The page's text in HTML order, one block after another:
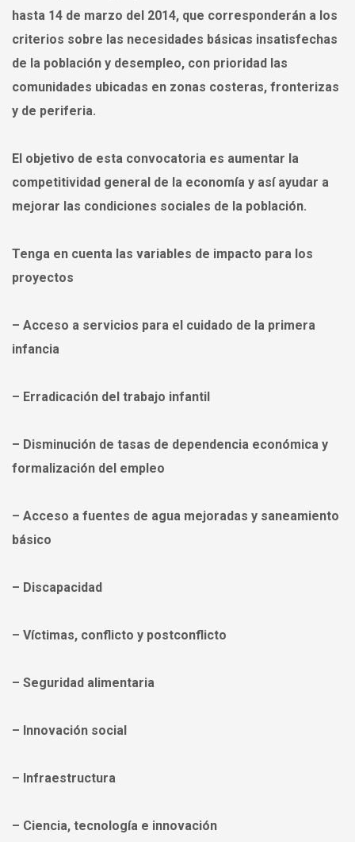
hasta 14 de marzo del 2014, que corresponderán a los
criterios sobre las necesidades básicas insatisfechas
de la población y desempleo, con prioridad las
comunidades ubicadas en zonas costeras, fronterizas
y de periferia.
El objetivo de esta convocatoria es aumentar la
competitividad general de la economía y así ayudar a
mejorar las condiciones sociales de la población.
Tenga en cuenta las variables de impacto para los
proyectos
– Acceso a servicios para el cuidado de la primera
infancia
– Erradicación del trabajo infantil
– Disminución de tasas de dependencia económica y
formalización del empleo
– Acceso a fuentes de agua mejoradas y saneamiento
básico
– Discapacidad
– Víctimas, conflicto y postconflicto
– Seguridad alimentaria
– Innovación social
– Infraestructura
– Ciencia, tecnología e innovación